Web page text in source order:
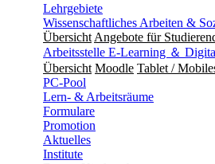
Lehrgebiete
Wissenschaftliches Arbeiten &
Übersicht Angebote für
Arbeitsstelle E-Learning ＆
Übersicht Moodle Tablet /
PC-Pool
Lern- & Arbeitsräume
Formulare
Promotion
Aktuelles
Institute